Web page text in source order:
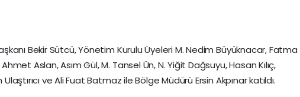
Bekir Sütcü, Yönetim Kurulu Üyeleri M. Nedim Büyüknacar, Fatma
Aslan, Asım Gül, M. Tansel Ün, N. Yiğit Dağsuyu, Hasan Kılıç,
ve Ali Fuat Batmaz ile Bölge Müdürü Ersin Akpınar katıldı.